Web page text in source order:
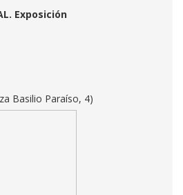
Exposición
Basilio Paraíso, 4)